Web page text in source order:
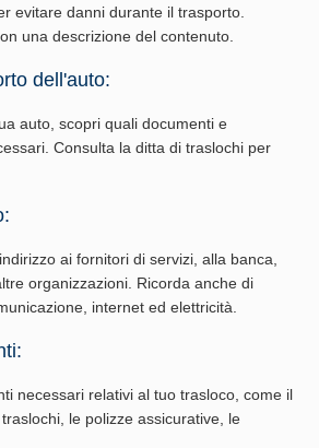
evitare danni durante il trasporto.
una descrizione del contenuto.
dell'auto:
auto, scopri quali documenti e
Consulta la ditta di traslochi per
ai fornitori di servizi, alla banca,
organizzazioni. Ricorda anche di
internet ed elettricità.
necessari relativi al tuo trasloco, come il
le polizze assicurative, le